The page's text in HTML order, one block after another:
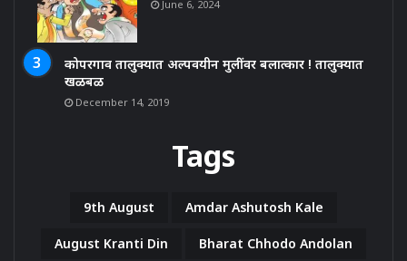
June 6, 2024
कोपरगाव तालुक्यात अल्पवयीन मुलींवर बलात्कार ! तालुक्यात
खळबळ
December 14, 2019
Tags
9th August Amdar Ashutosh Kale
August Kranti Din Bharat Chhodo Andolan